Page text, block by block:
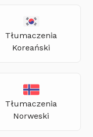
Tłumaczenia
Koreański
Tłumaczenia
Norweski